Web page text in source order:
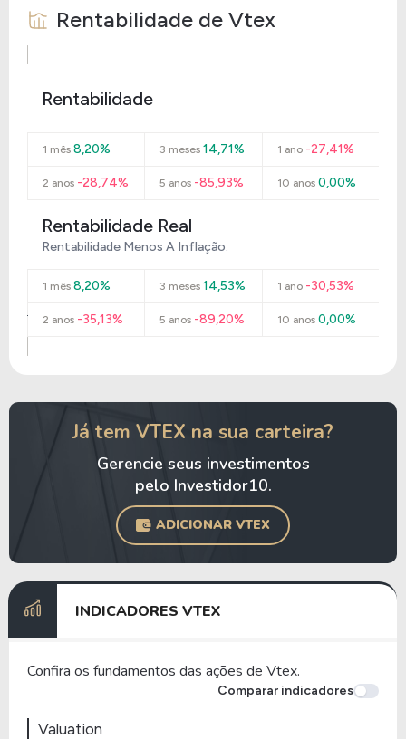
Rentabilidade de Vtex
Rentabilidade
1 mês 8,20% 3 meses 14,71% 1 ano-27,41%
2 anos -28,74% 5 anos -85,93% 10 anos0,00%
Rentabilidade Real
Rentabilidade Menos A Inflação.
1 mês 8,20% 3 meses 14,53% 1 ano-30,53%
2 anos -35,13% 5 anos -89,20% 10 anos0,00%
Já tem VTEX na sua carteira?
Gerencie seus investimentos
pelo Investidor10.
ADICIONAR VTEX
INDICADORES VTEX
Confira os fundamentos das ações de Vtex.
Comparar indicadores
Valuation